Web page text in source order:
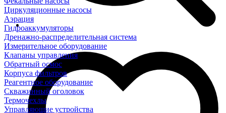
Циркуляционные насосы
Аэрация
Гидроаккумуляторы
Дренажно-распределительная система
Измерительное оборудование
Клапаны управления
Обратный осмос
Корпуса фильтров
Реагентное оборудование
Скважинный оголовок
Термочехлы
Управляющие устройства